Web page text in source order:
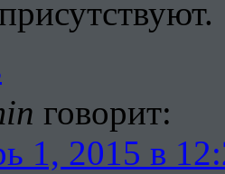
говорит:
1, 2015 в